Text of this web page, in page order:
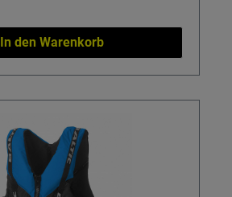
In den Warenkorb